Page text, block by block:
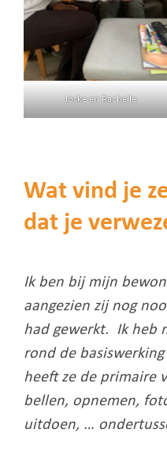
Joske en Rachelle
Wat vind je
dat je
Ik ben bij mijn
aangezien zij nog
had gewerkt. Ik heb
rond de
heeft ze de primaire
bellen, opnemen,
uitdoen, …